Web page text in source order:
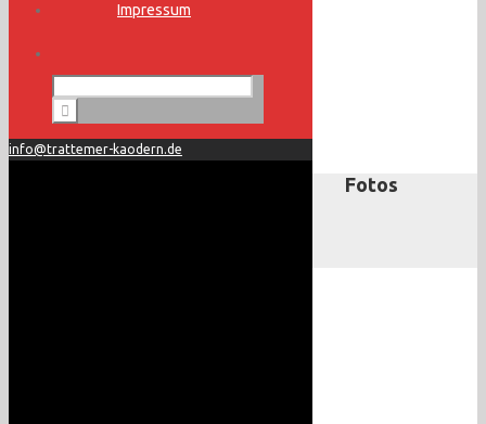
Impressum
info@trattemer-kaodern.de
Fotos